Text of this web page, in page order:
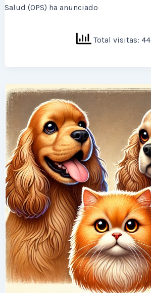
Salud (OPS) ha anunciado
Total visitas: 44